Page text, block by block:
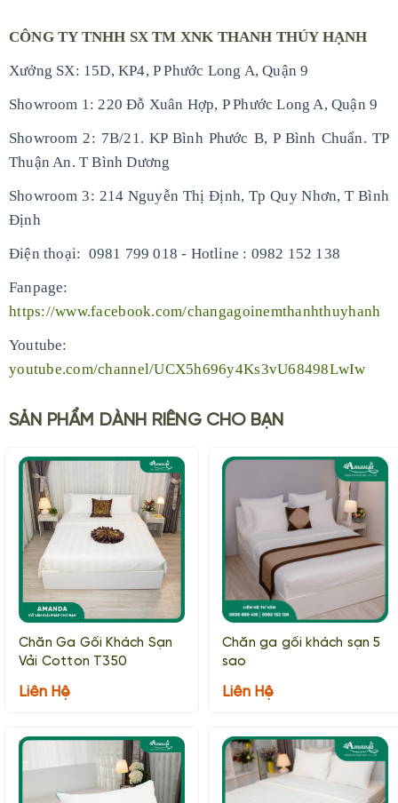
CÔNG TY TNHH SX TM XNK THANH THÚY HẠNH
Xưởng SX: 15D, KP4, P Phước Long A, Quận 9
Showroom 1: 220 Đỗ Xuân Hợp, P Phước Long A, Quận 9
Showroom 2: 7B/21. KP Bình Phước B, P Bình Chuẩn. TP
Thuận An. T Bình Dương
Showroom 3: 214 Nguyễn Thị Định, Tp Quy Nhơn, T Bình
Định
Điện thoại: 0981 799 018- Hotline : 0982 152 138
Fanpage:
https://www.facebook.com/changagoinemthanhthuyhanh
Youtube:
youtube.com/channel/UCX5h696y4Ks3vU68498LwIw
SẢN PHẨM DÀNH RIÊNG CHO BẠN
Chăn Ga Gối Khách Sạn
Vải Cotton T350
Liên Hệ
Chăn ga gối khách sạn 5
sao
Liên Hệ